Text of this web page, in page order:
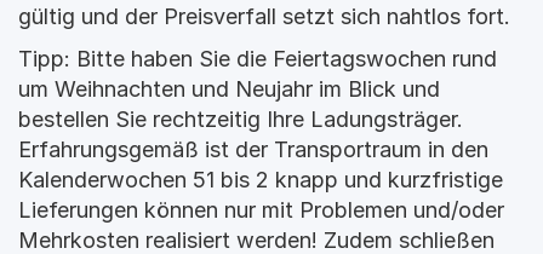
gültig und der Preisverfall setzt sich nahtlos fort.
Tipp: Bitte haben Sie die Feiertagswochen rund
um Weihnachten und Neujahr im Blick und
bestellen Sie rechtzeitig Ihre Ladungsträger.
Erfahrungsgemäß ist der Transportraum in den
Kalenderwochen 51 bis 2 knapp und kurzfristige
Lieferungen können nur mit Problemen und/oder
Mehrkosten realisiert werden! Zudem schließen